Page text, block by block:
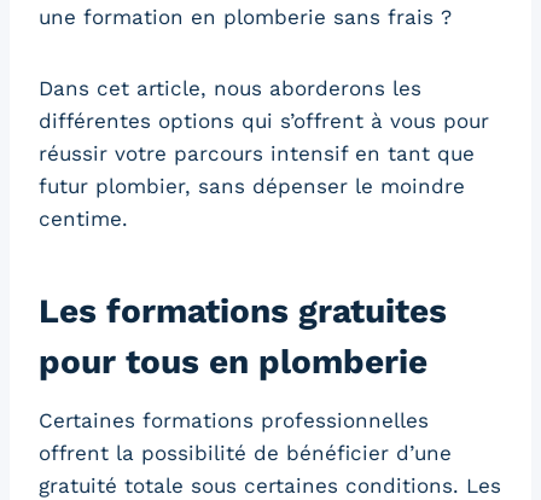
une formation en plomberie sans frais ?
Dans cet article, nous aborderons les
différentes options qui s’offrent à vous pour
réussir votre parcours intensif en tant que
futur plombier, sans dépenser le moindre
centime.
Les formations gratuites
pour tous en plomberie
Certaines formations professionnelles
offrent la possibilité de bénéficier d’une
gratuité totale sous certaines conditions. Les